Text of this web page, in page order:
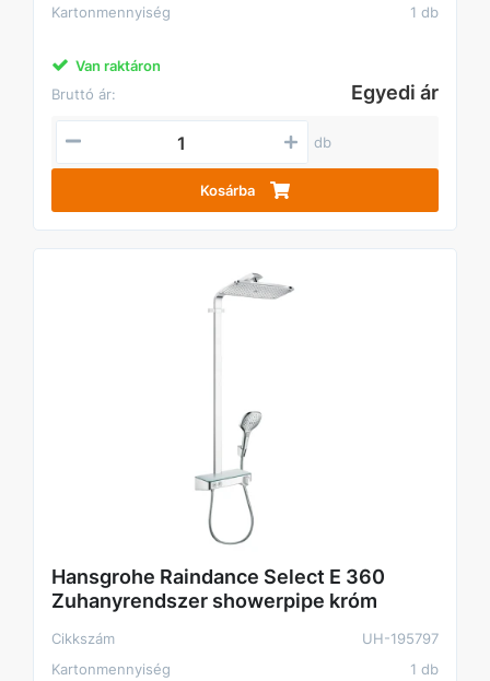
Kartonmennyiség
1 db
Van raktáron
Bruttó ár:
Egyedi ár
db
Kosárba
Hansgrohe Raindance Select E 360
Zuhanyrendszer showerpipe króm
Cikkszám
UH-195797
Kartonmennyiség
1 db